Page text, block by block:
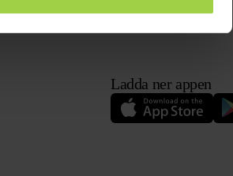
Ladda ner appen